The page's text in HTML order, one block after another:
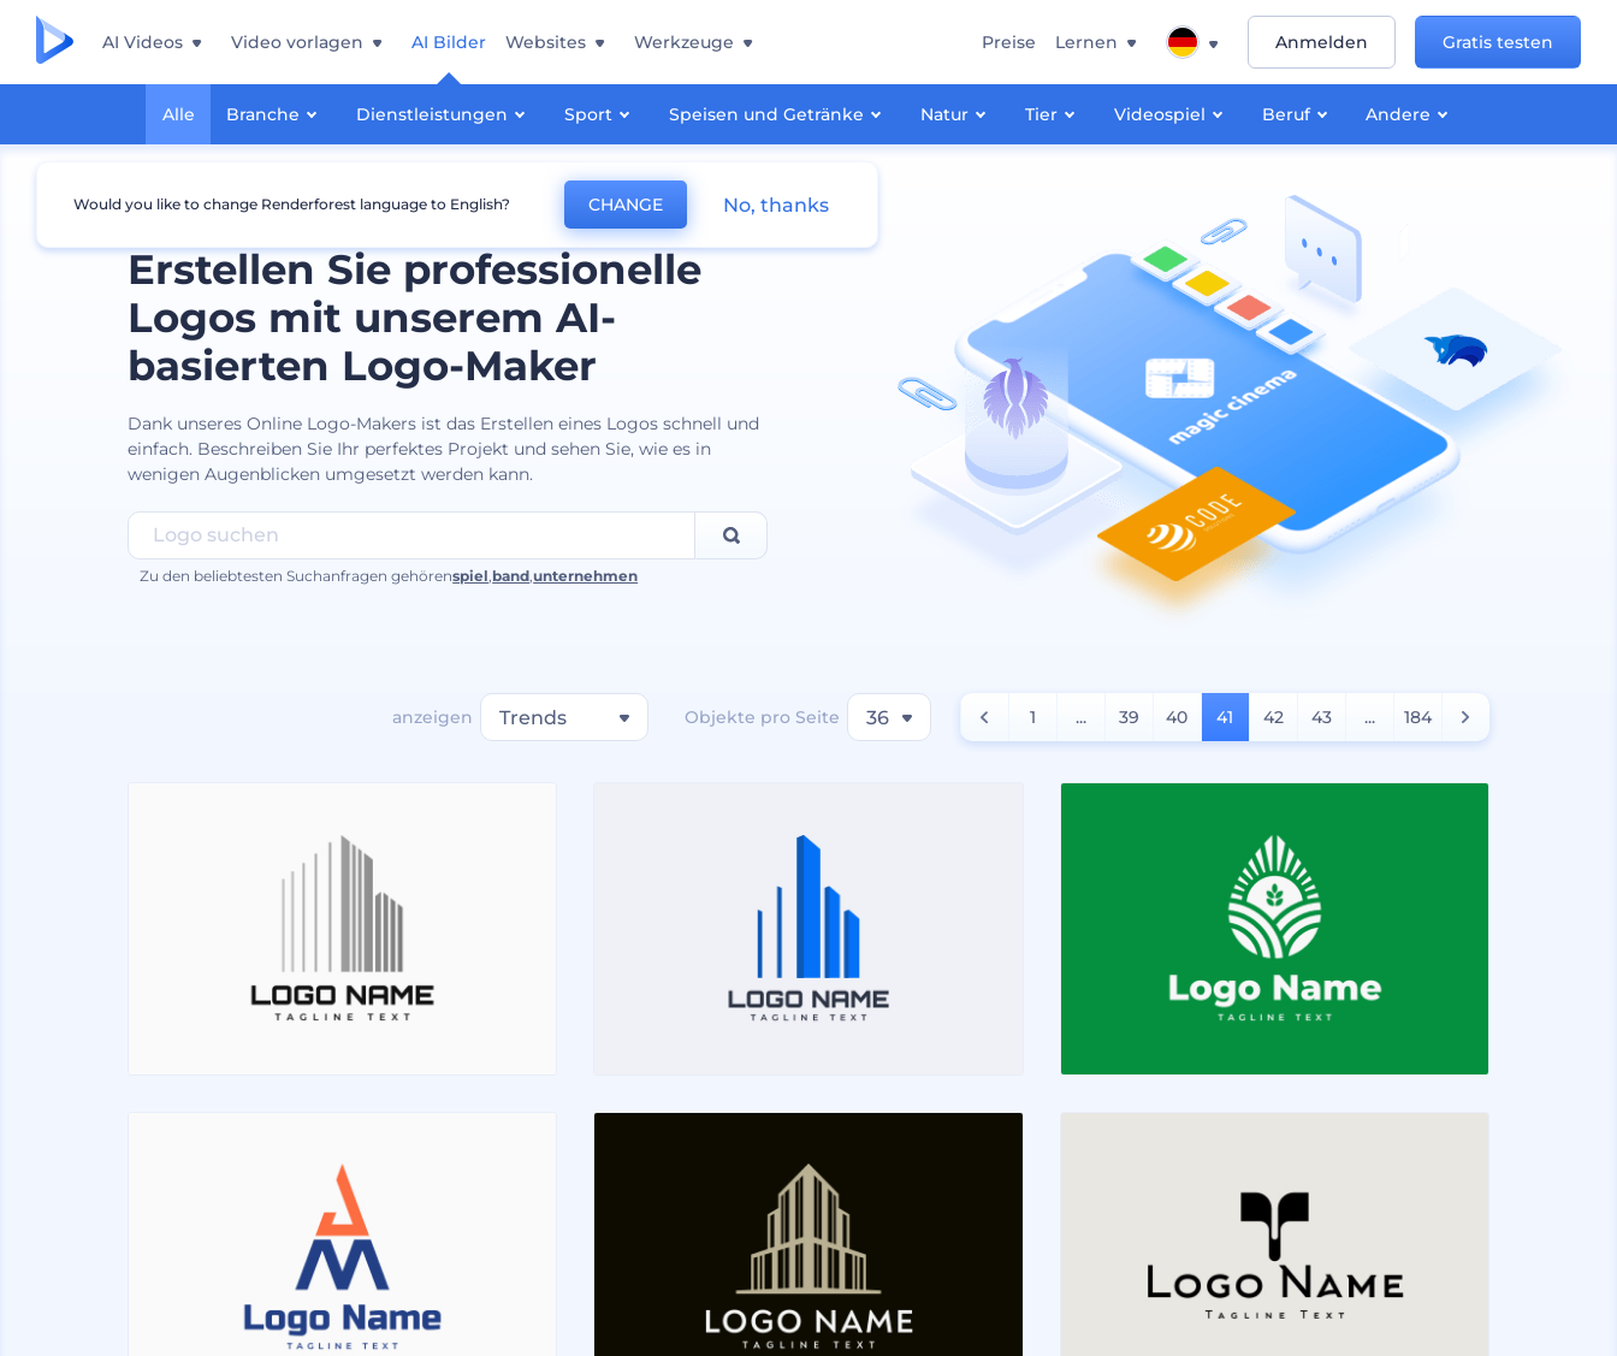
AI Videos Video vorlagen AI Bilder
Alle Branche Dienstleistungen Sport Speisen und Getränke Natur Tier Videospiel Beruf Andere
Websites Werkzeuge Preise Lernen Anmelden Gratis testen
Erstellen Sie professionelle
Logos mit unserem AI-
basierten Logo-Maker
Dank unseres Online Logo-Makers ist das Erstellen eines Logos schnell und
einfach. Beschreiben Sie Ihr perfektes Projekt und sehen Sie, wie es in
wenigen Augenblicken umgesetzt werden kann.
Zu den beliebtesten Suchanfragen gehörenspiel band ,unternehmen
anzeigen Trends Objekte pro Seite 36 1 ... 39 40 41 42 43 ... 184
Would you like to change Renderforest language to English? CHANGE No, thanks